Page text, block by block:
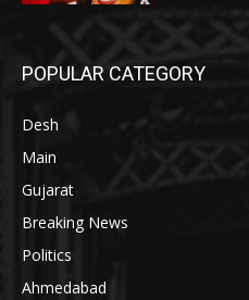
POPULAR CATEGORY
Desh
Main
Gujarat
Breaking News
Politics
Ahmedabad